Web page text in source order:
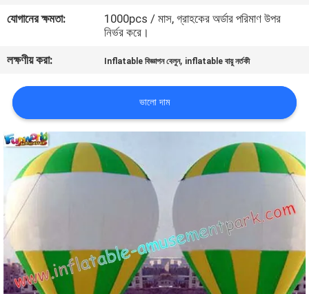
NEWS
সাইট
ম্যাপ
PRIVACY
POLICY
যোগানের ক্ষমতা:
1000pcs / মাস, গ্রাহকের অর্ডার পরিমাণ উপর
নির্ভর করে।
লক্ষণীয় করা:
Inflatable বিজ্ঞাপন বেলুন, inflatable বায়ু নর্তকী
ভালো দাম